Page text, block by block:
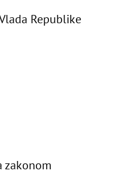
Republike
zakonom